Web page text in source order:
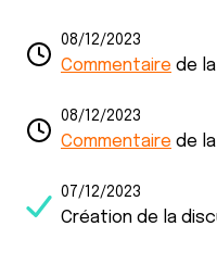
08/12/2023
Commentaire de
08/12/2023
Commentaire de
07/12/2023
Création de la